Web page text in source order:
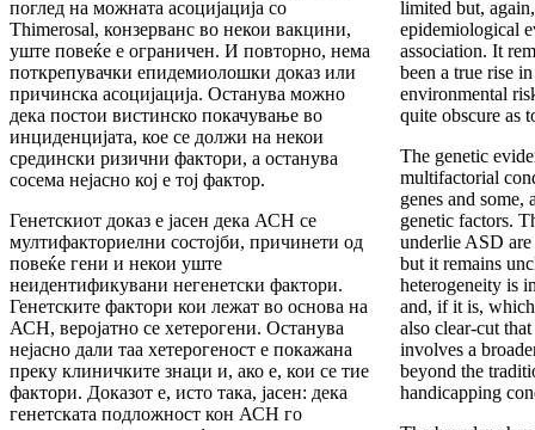
поглед на можната асоцијација со
Thimerosal, конзерванс во некои вакцини,
уште повеќе е ограничен. И повторно, нема
поткрепувачки епидемиолошки доказ или
причинска асоцијација. Останува можно
дека постои вистинско покачување во
инциденцијата, кое се должи на некои
средински ризични фактори, а останува
сосема нејасно кој е тој фактор.
Генетскиот доказ е јасен дека АСН се
мултифакториелни состојби, причинети од
повеќе гени и некои уште
неидентификувани негенетски фактори.
Генетските фактори кои лежат во основа на
АСН, веројатно се хетерогени. Останува
нејасно дали таа хетерогеност е покажана
преку клиничките знаци и, ако е, кои се тие
фактори. Доказот е, исто така, јасен: дека
генетската подложност кон АСН го
limited but,
epidemiological
association. It
been a true rise
environmental
quite obscure as
The genetic
multifactorial
genes and some,
genetic factors.
underlie ASD
but it remains
heterogeneity is
and, if it is,
also clear-cut
involves a
beyond the
handicapping